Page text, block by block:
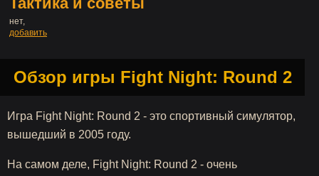
нет,
добавить
Обзор игры Fight Night: Round 2
Игра Fight Night: Round 2 - это спортивный симулятор,
вышедший в 2005 году.
На самом деле, Fight Night: Round 2 - очень